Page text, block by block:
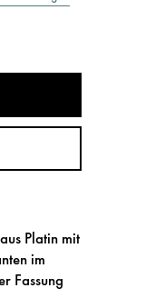
Platin mit
im
Fassung